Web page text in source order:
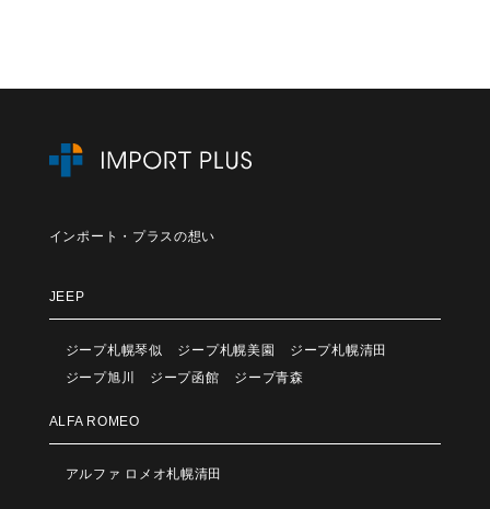
インポート・プラスの想い
JEEP
ジープ札幌琴似 ジープ札幌美園
ジープ札幌清田
ジープ旭川
ジープ函館 ジープ青森
ALFA ROMEO
アルファ ロメオ札幌清田